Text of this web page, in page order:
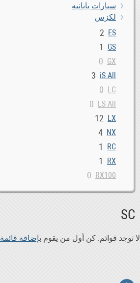
سيارات يابانيه
لكزس
ES
2
GS
1
GX
0
iS All
3
LC
0
LS All
0
LX
12
NX
4
RC
1
RX
1
RX100
0
SC
0
SC
لا توجد قوائم. كن أول من يقوم بإضافة قائمة